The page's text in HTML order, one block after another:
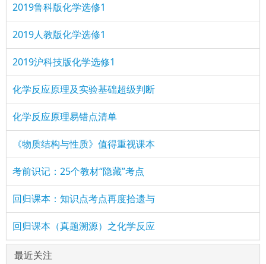
2019鲁科版化学选修1
2019人教版化学选修1
2019沪科技版化学选修1
化学反应原理及实验基础超级判断
化学反应原理易错点清单
《物质结构与性质》值得重视课本
考前识记：25个教材“隐藏”考点
回归课本：知识点考点再度拾遗与
回归课本（真题溯源）之化学反应
最近关注